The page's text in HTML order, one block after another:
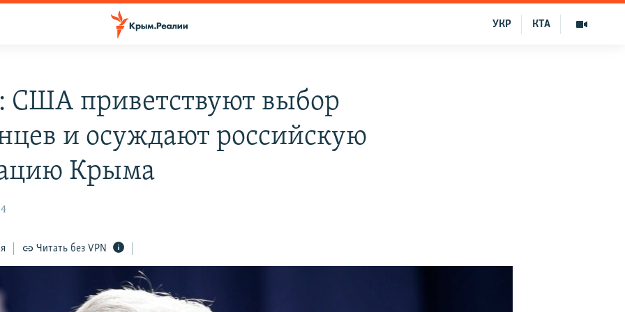
КТА
УКР
США приветствуют выбор
и осуждают российскую
Крыма
Читать без VPN